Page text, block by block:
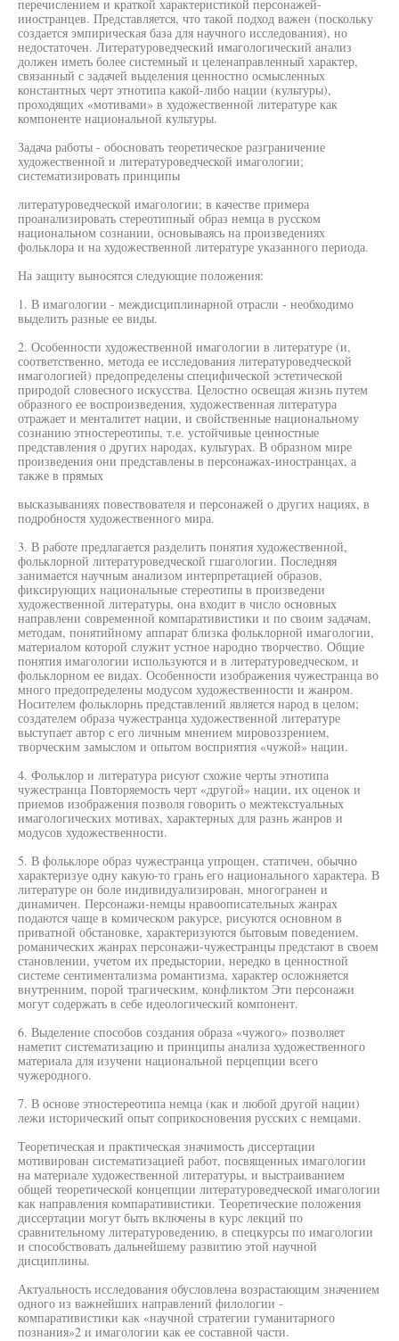
перечислением и краткой характеристикой персонажей-
иностранцев. Представляется, что такой подход важен (поскольку
создается эмпирическая база для научного исследования), но
недостаточен. Литературоведческий имагологический анализ
должен иметь более системный и целенаправленный характер,
связанный с задачей выделения ценностно осмысленных
константных черт этнотипа какой-либо нации (культуры),
проходящих «мотивами» в художественной литературе как
компоненте национальной культуры.
Задача работы - обосновать теоретическое разграничение
художественной и литературоведческой имагологии;
систематизировать принципы
литературоведческой имагологии; в качестве примера
проанализировать стереотипный образ немца в русском
национальном сознании, основываясь на произведениях
фольклора и на художественной литературе указанного периода.
На защиту выносятся следующие положения:
1. В имагологии - междисциплинарной отрасли - необходимо
выделить разные ее виды.
2. Особенности художественной имагологии в литературе (и,
соответственно, метода ее исследования литературоведческой
имагологией) предопределены специфической эстетической
природой словесного искусства. Целостно освещая жизнь путем
образного ее воспроизведения, художественная литература
отражает и менталитет нации, и свойственные национальному
сознанию этностереотипы, т.е. устойчивые ценностные
представления о других народах, культурах. В образном мире
произведения они представлены в персонажах-иностранцах, а
также в прямых
высказываниях повествователя и персонажей о других нациях, в
подробностя художественного мира.
3. В работе предлагается разделить понятия художественной,
фольклорной литературоведческой гшагологии. Последняя
занимается научным анализом интерпретацией образов,
фиксирующих национальные стереотипы в произведени
художественной литературы, она входит в число основных
направлени современной компаративистики и по своим задачам,
методам, понятийному аппарат близка фольклорной имагологии,
материалом которой служит устное народно творчество. Общие
понятия имагологии используются и в литературоведческом, и
фольклорном ее видах. Особенности изображения чужестранца во
много предопределены модусом художественности и жанром.
Носителем фольклорнь представлений является народ в целом;
создателем образа чужестранца художественной литературе
выступает автор с его личным мнением мировоззрением,
творческим замыслом и опытом восприятия «чужой» нации.
4. Фольклор и литература рисуют схожие черты этнотипа
чужестранца Повторяемость черт «другой» нации, их оценок и
приемов изображения позволя говорить о межтекстуальных
имагологических мотивах, характерных для разнь жанров и
модусов художественности.
5. В фольклоре образ чужестранца упрощен, статичен, обычно
характеризуе одну какую-то грань его национального характера. В
литературе он боле индивидуализирован, многогранен и
динамичен. Персонажи-немцы нравоописательных жанрах
подаются чаще в комическом ракурсе, рисуются основном в
приватной обстановке, характеризуются бытовым поведением.
романических жанрах персонажи-чужестранцы предстают в своем
становлении, учетом их предыстории, нередко в ценностной
системе сентиментализма романтизма, характер осложняется
внутренним, порой трагическим, конфликтом Эти персонажи
могут содержать в себе идеологический компонент.
6. Выделение способов создания образа «чужого» позволяет
наметит систематизацию и принципы анализа художественного
материала для изучени национальной перцепции всего
чужеродного.
7. В основе этностереотипа немца (как и любой другой нации)
лежи исторический опыт соприкосновения русских с немцами.
Теоретическая и практическая значимость диссертации
мотивирован систематизацией работ, посвященных имагологии
на материале художественной литературы, и выстраиванием
общей теоретической концепции литературоведческой имагологии
как направления компаративистики. Теоретические положения
диссертации могут быть включены в курс лекций по
сравнительному литературоведению, в спецкурсы по имагологии
и способствовать дальнейшему развитию этой научной
дисциплины.
Актуальность исследования обусловлена возрастающим значением
одного из важнейших направлений филологии -
компаративистики как «научной стратегии гуманитарного
познания»2 и имагологии как ее составной части.